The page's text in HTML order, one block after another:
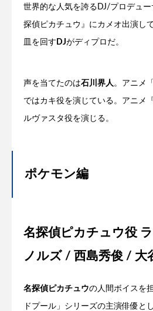
世界的な人気を誇るDJ/プロデュー
探偵ピカチュウ』にカメオ出演し
皿を回す DJがディプロだ。
声を当てたのは石川界人。アニメ
ではカキ役を演じている。アニメ
ルヴァスタ役を演じる。
ポケモン編
名探偵ピカチュウ役
ノルズ / 西島秀俊 / 大
名探偵ピカチュウの人間ボイスを
ドプール」シリーズの主演俳優と